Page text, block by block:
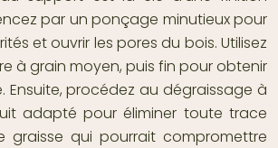
par un ponçage minutieux pour
et ouvrir les pores du bois. Utilisez
à grain moyen, puis fin pour obtenir
Ensuite, procédez au dégraissage à
adapté pour éliminer toute trace
graisse qui pourrait compromettre